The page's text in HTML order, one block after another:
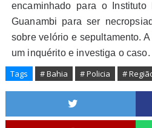
encaminhado para o
Guanambi para ser
sobre velório e sepultamento.
um inquérito e investiga o caso.
Tags # Bahia # Policia #